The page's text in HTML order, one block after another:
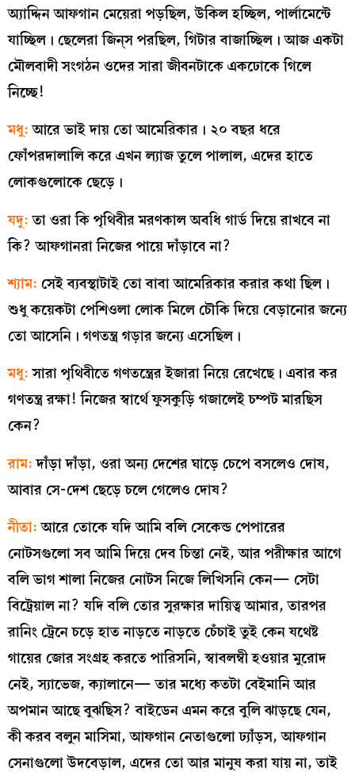
অ্যাদ্দিন আফগান মেয়েরা পড়ছিল, উকিল হচ্ছিল, পার্লামেন্টে
যাচ্ছিল। ছেলেরা জিন্‌স পরছিল, গিটার বাজাচ্ছিল। আজ একটা
মৌলবাদী সংগঠন ওদের সারা জীবনটাকে একঢোকে গিলে
নিচ্ছে!
মধু:আরে ভাই দায় তো আমেরিকার। ২০ বছর ধরে
ফোঁপরদালালি করে এখন ল্যাজ তুলে পালাল, এদের হাতে
লোকগুলোকে ছেড়ে।
যদু:তা ওরা কি পৃথিবীর মরণকাল অবধি গার্ড দিয়ে রাখবে না
কি? আফগানরা নিজের পায়ে দাঁড়াবে না?
শ্যাম: সেই ব্যবস্থাটাই তো বাবা আমেরিকার করার কথা ছিল।
শুধু কয়েকটা পেশিওলা লোক মিলে চৌকি দিয়ে বেড়ানোর জন্যে
তো আসেনি। গণতন্ত্র গড়ার জন্যে এসেছিল।
মধু:সারা পৃথিবীতে গণতন্ত্রের ইজারা নিয়ে রেখেছে। এবার কর
গণতন্ত্র রক্ষা! নিজের স্বার্থে ফুসকুড়ি গজালেই চম্পট মারছিস
কেন?
রাম:দাঁড়া দাঁড়া, ওরা অন্য দেশের ঘাড়ে চেপে বসলেও দোষ,
আবার সে-দেশ ছেড়ে চলে গেলেও দোষ?
নীতা:আরে তোকে যদি আমি বলি সেকেন্ড পেপারের
নোটসগুলো সব আমি দিয়ে দেব চিন্তা নেই, আর পরীক্ষার আগে
বলি ভাগ শালা নিজের নোটস নিজে লিখিসনি কেন— সেটা
বিট্রেয়াল না? যদি বলি তোর সুরক্ষার দায়িত্ব আমার, তারপর
রানিং ট্রেনে চড়ে হাত নাড়তে নাড়তে চেঁচাই তুই কেন যথেষ্ট
গায়ের জোর সংগ্রহ করতে পারিসনি, স্বাবলম্বী হওয়ার মুরোদ
নেই, স্যাভেজ, ক্যালানে— তার মধ্যে কতটা বেইমানি আর
অপমান আছে বুঝছিস? বাইডেন এমন করে বুলি ঝাড়ছে যেন,
কী করব বলুন মাসিমা, আফগান নেতাগুলো ঢ্যাঁড়স, আফগান
সেনাগুলো উদবেড়াল, এদের তো আর মানুষ করা যায় না, তাই